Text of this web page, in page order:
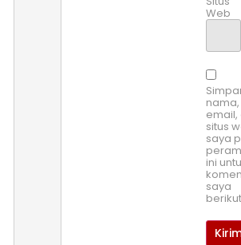
Web
nama,
email,
situs
saya
ini
saya